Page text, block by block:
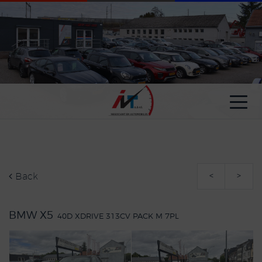
Back < >
BMW X5 40D XDRIVE 313CV PACK M 7PL
Cookies management panel